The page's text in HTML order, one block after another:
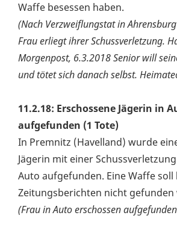
Waffe besessen haben.
(Nach Verzweiflungstat in
Frau erliegt ihrer Schussverletzung.
Morgenpost, 6.3.2018 Senior will
und tötet sich danach selbst.
11.2.18: Erschossene Jägerin in
aufgefunden (1 Tote)
In Premnitz (Havelland) wurde
Jägerin mit einer
Auto aufgefunden. Eine Waffe soll
Zeitungsberichten nicht gefunden
(Frau in Auto erschossen